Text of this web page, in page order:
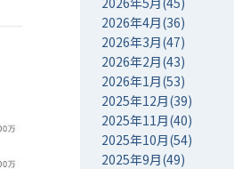
2026年4月(36)
2026年3月(47)
2026年2月(43)
2026年1月(53)
2025年12月(39)
2025年11月(40)
2025年10月(54)
2025年9月(49)